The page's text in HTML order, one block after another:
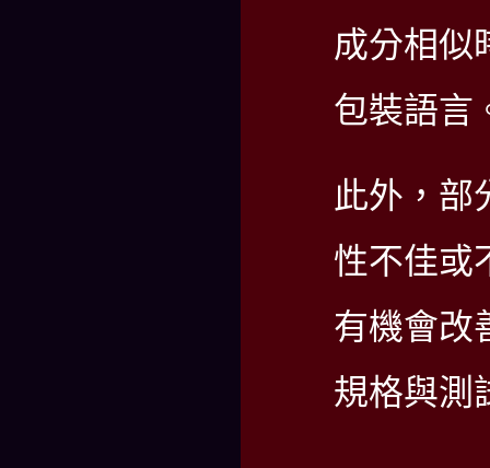
成分相似
包裝語言
此外，部
性不佳或
有機會改
規格與測